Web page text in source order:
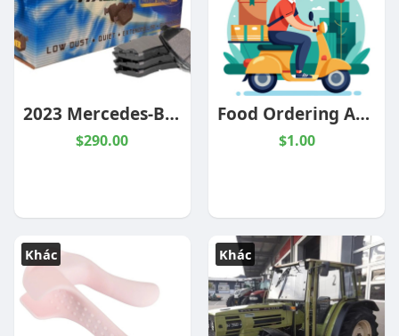
2023 Mercedes-Benz G63 AMG Base Disc Italia Hyper Ceramic Front Pad HCD2238
$290.00
Food Ordering App That Helps Restaurants Grow Faster
$1.00
Khác Khác